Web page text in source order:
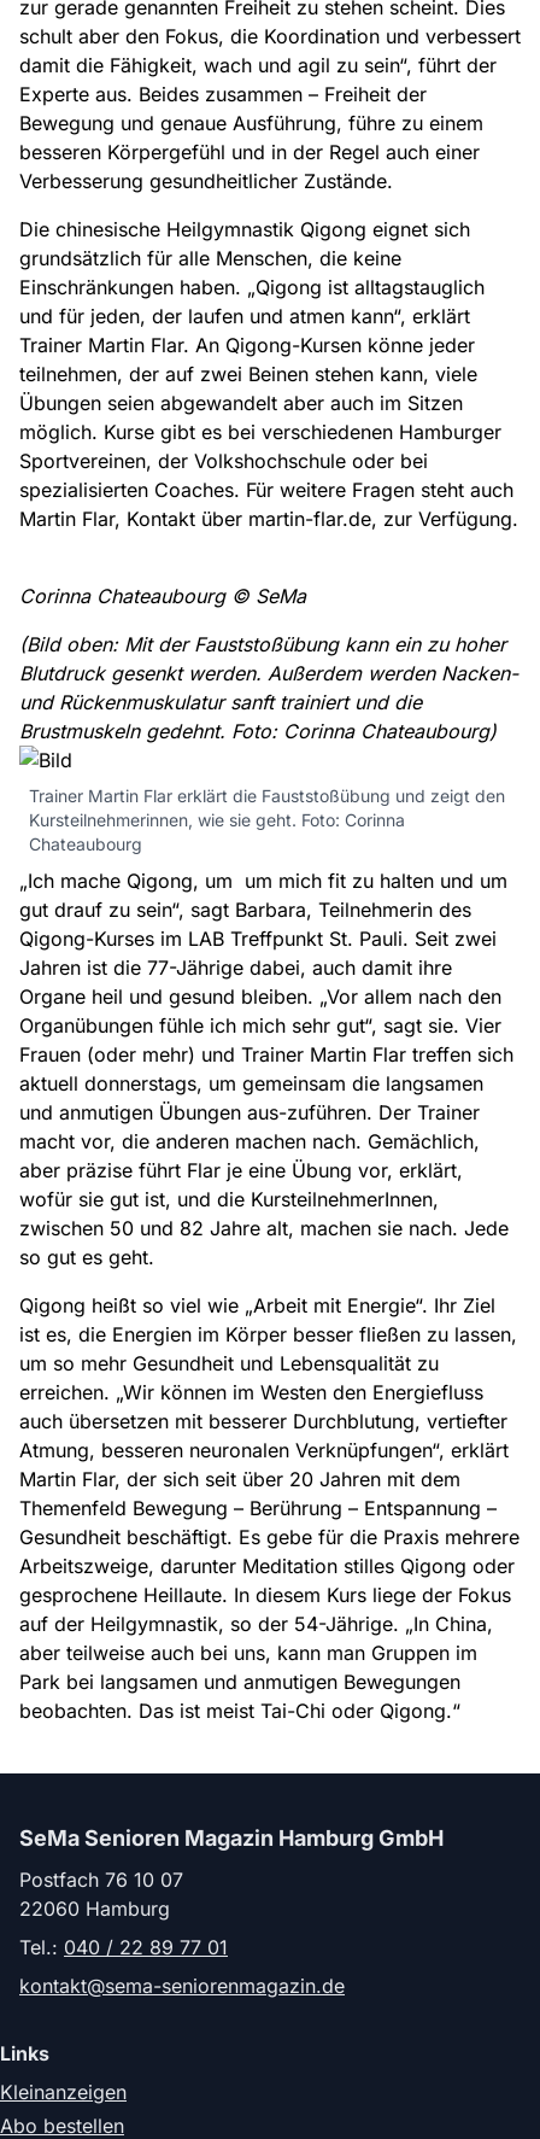
zur gerade genannten Freiheit zu stehen scheint. Dies
schult aber den Fokus, die Koordination und verbessert
damit die Fähigkeit, wach und agil zu sein“, führt der
Experte aus. Beides zusammen – Freiheit der
Bewegung und genaue Ausführung, führe zu einem
besseren Körpergefühl und in der Regel auch einer
Verbesserung gesundheitlicher Zustände.
Die chinesische Heilgymnastik Qigong eignet sich
grundsätzlich für alle Menschen, die keine
Einschränkungen haben. „Qigong ist alltagstauglich
und für jeden, der laufen und atmen kann“, erklärt
Trainer Martin Flar. An Qigong-Kursen könne jeder
teilnehmen, der auf zwei Beinen stehen kann, viele
Übungen seien abgewandelt aber auch im Sitzen
möglich. Kurse gibt es bei verschiedenen Hamburger
Sportvereinen, der Volkshochschule oder bei
spezialisierten Coaches. Für weitere Fragen steht auch
Martin Flar, Kontakt über martin-flar.de, zur Verfügung.
Corinna Chateaubourg © SeMa
(Bild oben: Mit der Fauststoßübung kann ein zu hoher
Blutdruck gesenkt werden. Außerdem werden Nacken-
und Rückenmuskulatur sanft trainiert und die
Brustmuskeln gedehnt. Foto: Corinna Chateaubourg)
Trainer Martin Flar erklärt die Fauststoßübung und zeigt den
Kursteilnehmerinnen, wie sie geht. Foto: Corinna
Chateaubourg
„Ich mache Qigong, um um mich fit zu halten und um
gut drauf zu sein“, sagt Barbara, Teilnehmerin des
Qigong-Kurses im LAB Treffpunkt St. Pauli. Seit zwei
Jahren ist die 77-Jährige dabei, auch damit ihre
Organe heil und gesund bleiben. „Vor allem nach den
Organübungen fühle ich mich sehr gut“, sagt sie. Vier
Frauen (oder mehr) und Trainer Martin Flar treffen sich
aktuell donnerstags, um gemeinsam die langsamen
und anmutigen Übungen aus-zuführen. Der Trainer
macht vor, die anderen machen nach. Gemächlich,
aber präzise führt Flar je eine Übung vor, erklärt,
wofür sie gut ist, und die KursteilnehmerInnen,
zwischen 50 und 82 Jahre alt, machen sie nach. Jede
so gut es geht.
Qigong heißt so viel wie „Arbeit mit Energie“. Ihr Ziel
ist es, die Energien im Körper besser fließen zu lassen,
um so mehr Gesundheit und Lebensqualität zu
erreichen. „Wir können im Westen den Energiefluss
auch übersetzen mit besserer Durchblutung, vertiefter
Atmung, besseren neuronalen Verknüpfungen“, erklärt
Martin Flar, der sich seit über 20 Jahren mit dem
Themenfeld Bewegung – Berührung – Entspannung –
Gesundheit beschäftigt. Es gebe für die Praxis mehrere
Arbeitszweige, darunter Meditation stilles Qigong oder
gesprochene Heillaute. In diesem Kurs liege der Fokus
auf der Heilgymnastik, so der 54-Jährige. „In China,
aber teilweise auch bei uns, kann man Gruppen im
Park bei langsamen und anmutigen Bewegungen
beobachten. Das ist meist Tai-Chi oder Qigong.“
SeMa Senioren Magazin Hamburg GmbH
Postfach 76 10 07
22060 Hamburg
Tel.: 040 / 22 89 77 01
kontakt@sema-seniorenmagazin.de
Links
Kleinanzeigen
Abo bestellen